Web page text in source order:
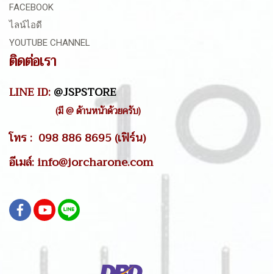
FACEBOOK
ไลน์ไอดี
YOUTUBE CHANNEL
ติดต่อเรา
LINE ID:@JSPSTORE
(มี @ ด้านหน้าด้วยครับ)
โทร : 098 886 8695 (เฟิร์น)
อีเมล์: info@jorcharone.com